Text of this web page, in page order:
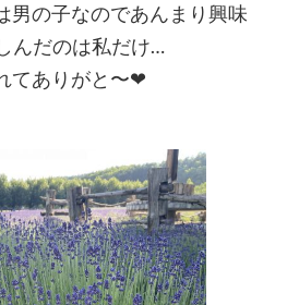
男の子なのであんまり興味
んだのは私だけ…
てありがと〜❤